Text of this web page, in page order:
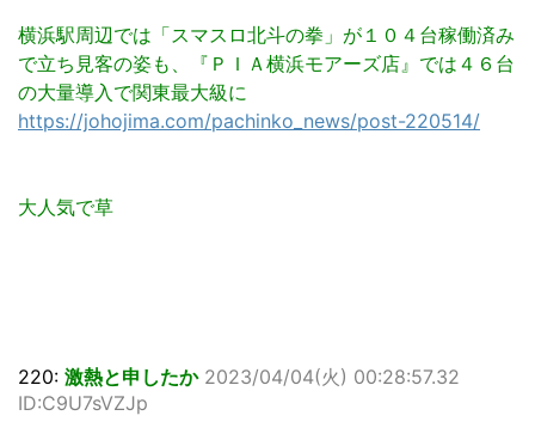
横浜駅周辺では「スマスロ北斗の拳」が１０４台稼働済み
で立ち見客の姿も、『ＰＩＡ横浜モアーズ店』では４６台
の大量導入で関東最大級に
https://johojima.com/pachinko_news/post-220514/
大人気で草
220: 激熱と申したか 2023/04/04(火) 00:28:57.32
ID:C9U7sVZJp